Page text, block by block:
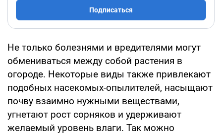
Подписаться
Не только болезнями и вредителями могут
обмениваться между собой растения в
огороде. Некоторые виды также привлекают
подобных насекомых-опылителей, насыщают
почву взаимно нужными веществами,
угнетают рост сорняков и удерживают
желаемый уровень влаги. Так можно